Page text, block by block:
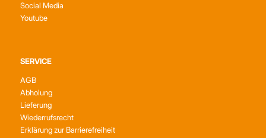
Social Media
Youtube
SERVICE
AGB
Abholung
Lieferung
Wiederrufsrecht
Erklärung zur Barrierefreiheit